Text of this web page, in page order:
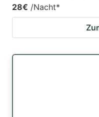
28€ /Nacht*